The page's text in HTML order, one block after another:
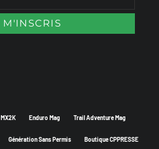
MX2K Enduro Mag Trail Adventure Mag
Génération Sans Permis Boutique CPPRESSE